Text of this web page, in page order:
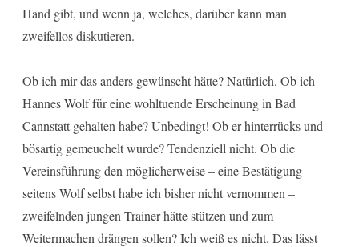
Hand gibt, und wenn ja, welches, darüber kann man
zweifellos diskutieren.
Ob ich mir das anders gewünscht hätte? Natürlich. Ob ich
Hannes Wolf für eine wohltuende Erscheinung in Bad
Cannstatt gehalten habe? Unbedingt! Ob er hinterrücks und
bösartig gemeuchelt wurde? Tendenziell nicht. Ob die
Vereinsführung den möglicherweise – eine Bestätigung
seitens Wolf selbst habe ich bisher nicht vernommen –
zweifelnden jungen Trainer hätte stützen und zum
Weitermachen drängen sollen? Ich weiß es nicht. Das lässt